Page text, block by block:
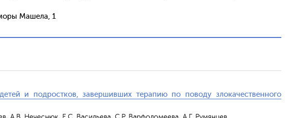
Машела, 1
и подростков, завершивших терапию по поводу злокачественного